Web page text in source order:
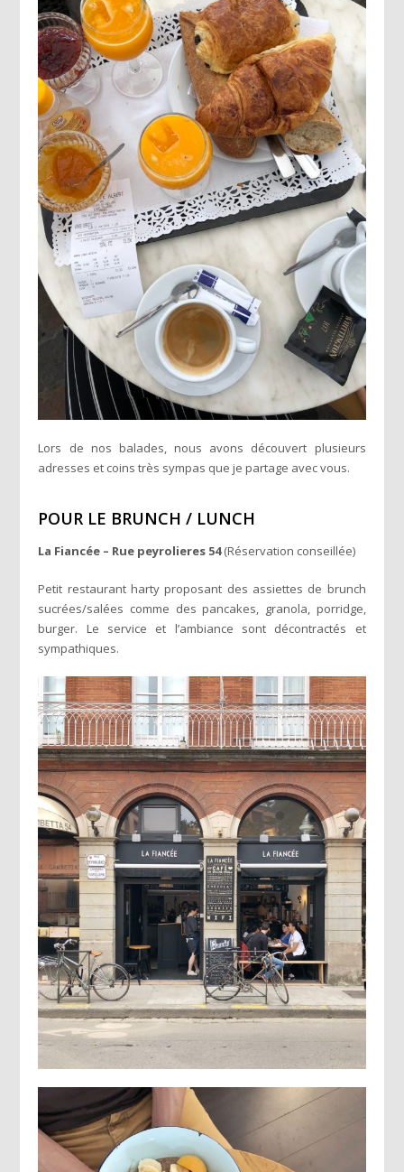
Lors de nos balades, nous avons découvert plusieurs
adresses et coins très sympas que je partage avec vous.
POUR LE BRUNCH / LUNCH
La Fiancée – Rue peyrolieres 54(Réservation conseillée)
Petit restaurant harty proposant des assiettes de brunch
sucrées/salées comme des pancakes, granola, porridge,
burger. Le service et l’ambiance sont décontractés et
sympathiques.